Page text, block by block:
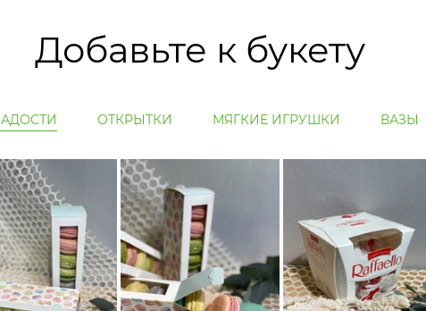
Добавьте к букету
ОТКРЫТКИ МЯГКИЕ ИГРУШКИ ВАЗЫ